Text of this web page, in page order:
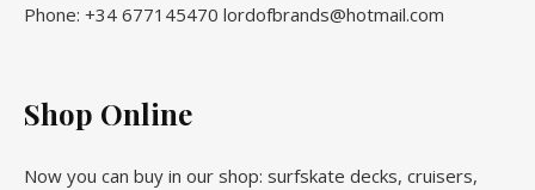
Phone: +34 677145470 lordofbrands@hotmail.com
Shop Online
Now you can buy in our shop: surfskate decks, cruisers,